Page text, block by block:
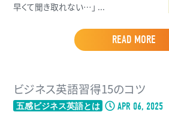
早くて聞き取れない…」 ...
READ MORE
ビジネス英語習得15のコツ
五感ビジネス英語とは APR 06, 2025